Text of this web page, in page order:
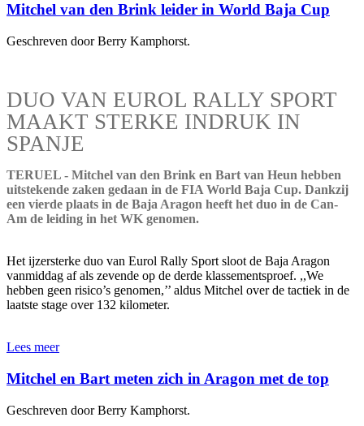
Mitchel van den Brink leider in World Baja Cup
Geschreven door Berry Kamphorst.
DUO VAN EUROL RALLY SPORT
MAAKT STERKE INDRUK IN
SPANJE
TERUEL - Mitchel van den Brink en Bart van Heun hebben
uitstekende zaken gedaan in de FIA World Baja Cup. Dankzij
een vierde plaats in de Baja Aragon heeft het duo in de Can-
Am de leiding in het WK genomen.
Het ijzersterke duo van Eurol Rally Sport sloot de Baja Aragon
vanmiddag af als zevende op de derde klassementsproef. ,,We
hebben geen risico’s genomen,’’ aldus Mitchel over de tactiek in de
laatste stage over 132 kilometer.
Lees meer
Mitchel en Bart meten zich in Aragon met de top
Geschreven door Berry Kamphorst.